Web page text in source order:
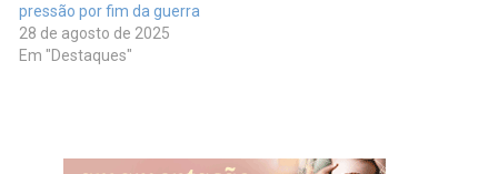
pressão por fim da guerra
28 de agosto de 2025
Em "Destaques"